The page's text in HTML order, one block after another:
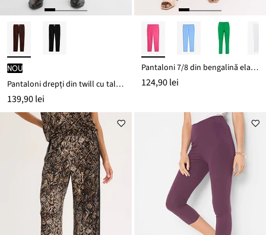
nou
Pantaloni drepți din twill cu talie înaltă
139,90 lei
Pantaloni 7/8 din bengalină elastică
124,90 lei